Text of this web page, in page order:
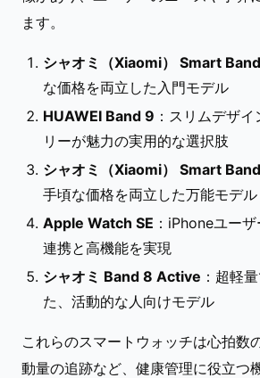
ます。
シャオミ（Xiaomi） Smart Band
な価格を両立した入門モデル
HUAWEI Band 9 ：スリムデザ
リーが魅力の実用的な選択肢
シャオミ（Xiaomi） Smart
手頃な価格を両立した万能モデル
Apple Watch SE ：iPhoneユー
連携と高機能を実現
シャオミ Band 8 Active ：超軽
た、活動的な人向けモデル
これらのスマートウォッチは心拍数
動量の追跡など、健康管理に役立つ